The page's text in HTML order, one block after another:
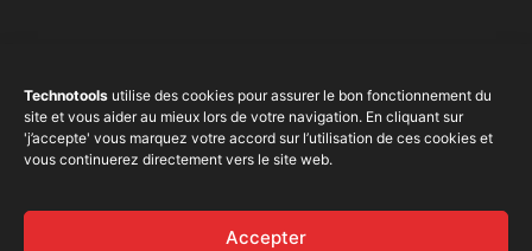
Technotools utilise des cookies pour assurer le bon fonctionnement du
site et vous aider au mieux lors de votre navigation. En cliquant sur
'j’accepte' vous marquez votre accord sur l’utilisation de ces cookies et
vous continuerez directement vers le site web.
Accepter
Sur les réseaux sociaux